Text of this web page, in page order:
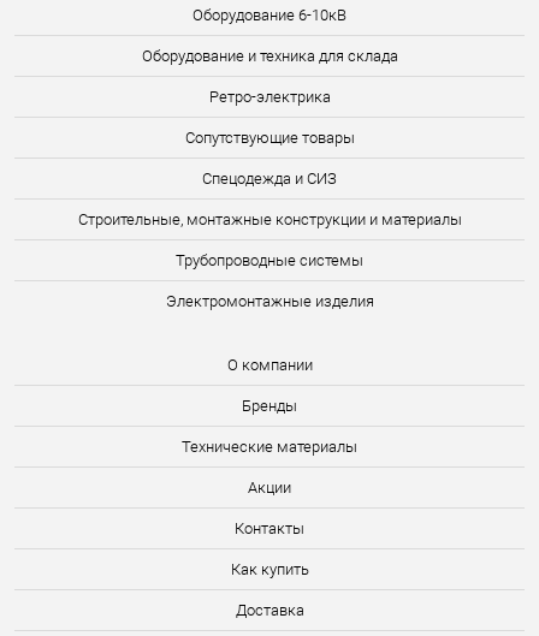
Оборудование 6-10кВ
Оборудование и техника для склада
Ретро-электрика
Сопутствующие товары
Спецодежда и СИЗ
Строительные, монтажные конструкции и материалы
Трубопроводные системы
Электромонтажные изделия
О компании
Бренды
Технические материалы
Акции
Контакты
Как купить
Доставка